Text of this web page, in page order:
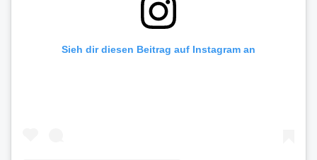
Sieh dir diesen Beitrag auf Instagram an